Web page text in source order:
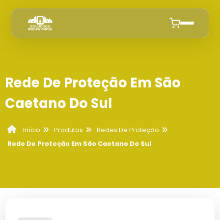
Quem Somos
Cobertura Sombrite Campinas
Anuncie
Rede De Proteção Em São
Caetano Do Sul
Início Produtos
Redes De Proteção
Rede De Proteção Em São Caetano Do Sul